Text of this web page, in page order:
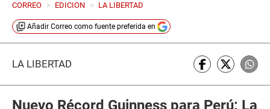
CORREO > EDICION > LA LIBERTAD
Añadir Correo como fuente preferida en
LA LIBERTAD
Nuevo Récord Guinness para Perú: La